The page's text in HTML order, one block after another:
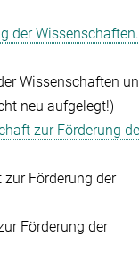
der
Wissenschaften
neu aufgelegt!)
zur Förderung
Förderung der
Förderung der